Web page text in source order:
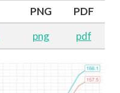
PNG
PDF
png pdf